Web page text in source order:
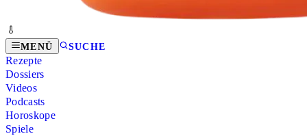
MENÜ SUCHE
Rezepte
Dossiers
Videos
Podcasts
Horoskope
Spiele